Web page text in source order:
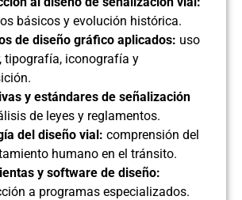
básicos y evolución histórica.
de diseño gráfico aplicados: uso
tipografía, iconografía y
y estándares de señalización
de leyes y reglamentos.
del diseño vial: comprensión del
humano en el tránsito.
y software de diseño:
a programas especializados.